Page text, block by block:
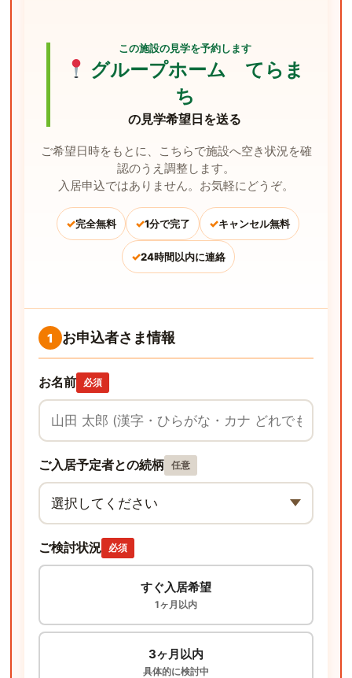
この施設の見学を予約します
グループホーム てらま
ち
の見学希望日を送る
ご希望日時をもとに、こちらで施設へ空き状況を確
認のうえ調整します。
入居申込ではありません。お気軽にどうぞ。
✓完全無料 ✓1分で完了 ✓キャンセル無料
✓24時間以内に連絡
1 お申込者さま情報
お名前 必須
ご入居予定者との続柄 任意
ご検討状況 必須
すぐ入居希望
1ヶ月以内
3ヶ月以内
具体的に検討中